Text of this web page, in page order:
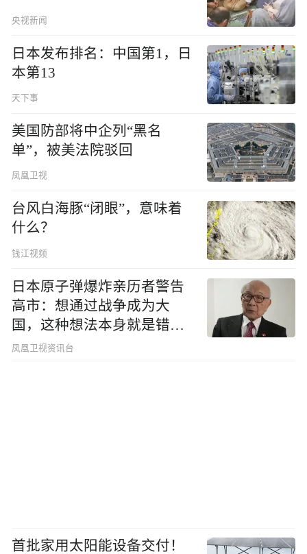
央视新闻
日本发布排名：中国第1，日
本第13
天下事
美国防部将中企列“黑名
单”，被美法院驳回
凤凰卫视
台风白海豚“闭眼”，意味着
什么？
钱江视频
日本原子弹爆炸亲历者警告
高市：想通过战争成为大
国，这种想法本身就是错误
的
凤凰卫视资讯台
首批家用太阳能设备交付！